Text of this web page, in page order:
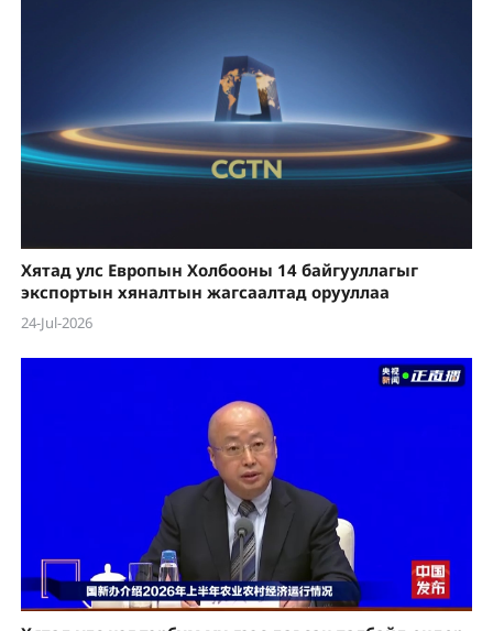
Хятад улс Европын Холбооны 14 байгууллагыг
экспортын хяналтын жагсаалтад орууллаа
24-Jul-2026